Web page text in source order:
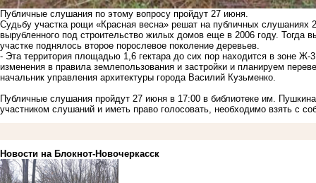
Публичные слушания по этому вопросу пройдут 27 июня.
Судьбу участка рощи «Красная весна» решат на публичных слушаниях
вырубленного под строительство жилых домов еще в 2006 году. Тогда
участке поднялось второе порослевое поколение деревьев.
- Эта территория площадью 1,6 гектара до сих пор находится в зоне Ж-
изменения в правила землепользования и застройки и планируем
начальник управления архитектуры города Василий Кузьменко.
Публичные слушания пройдут 27 июня в 17:00 в библиотеке им.
участником слушаний и иметь право голосовать, необходимо взять с
Новости на Блoкнoт-Новочеркасск